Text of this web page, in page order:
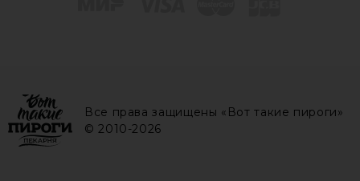
Все права защищены «Вот такие пироги»
© 2010-2026